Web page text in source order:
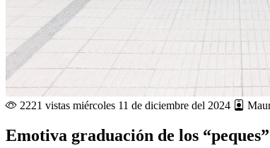
2221 vistas miércoles 11 de diciembre del 2024
Emotiva graduación de los